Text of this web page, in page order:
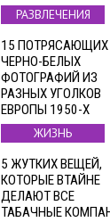
РАЗВЛЕЧЕНИЯ
15 ПОТРЯСАЮЩИХ
ЧЕРНО-БЕЛЫХ
ФОТОГРАФИЙ ИЗ
РАЗНЫХ УГОЛКОВ
ЕВРОПЫ 1950-Х
ЖИЗНЬ
5 ЖУТКИХ ВЕЩЕЙ,
КОТОРЫЕ ВТАЙНЕ
ДЕЛАЮТ ВСЕ
ТАБАЧНЫЕ